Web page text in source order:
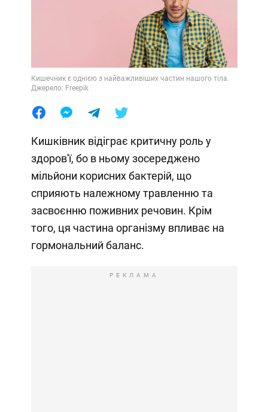
Кишечник є однією з найважливіших частин нашого тіла.
Джерело: Freepik
Кишківник відіграє критичну роль у
здоров'ї, бо в ньому зосереджено
мільйони корисних бактерій, що
сприяють належному травленню та
засвоєнню поживних речовин. Крім
того, ця частина організму впливає на
гормональний баланс.
РЕКЛАМА